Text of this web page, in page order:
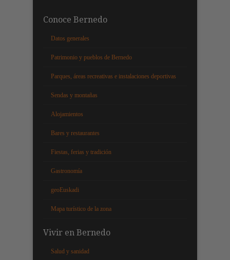
Conoce Bernedo
Datos generales
Patrimonio y pueblos de Bernedo
Parques, áreas recreativas e instalaciones deportivas
Sendas y montañas
Alojamientos
Bares y restaurantes
Fiestas, ferias y tradición
Gastronomía
geoEuskadi
Mapa turístico de la zona
Vivir en Bernedo
Salud y sanidad